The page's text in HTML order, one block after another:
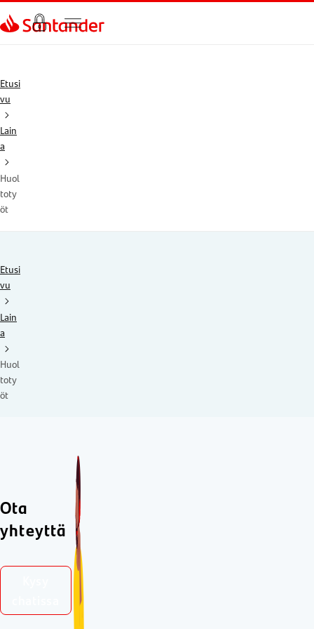
Siirry sivulle
Etusi
vu
Lain
a
Huol
toty
öt
Etusi
vu
Lain
a
Huol
toty
öt
Ota
yhteyttä